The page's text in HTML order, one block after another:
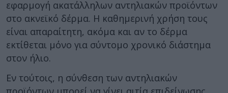
εφαρμογή ακατάλληλων αντηλιακών προϊόντων
στο ακνεϊκό δέρμα. Η καθημερινή χρήση τους
είναι απαραίτητη, ακόμα και αν το δέρμα
εκτίθεται μόνο για σύντομο χρονικό διάστημα
στον ήλιο.
Εν τούτοις, η σύνθεση των αντηλιακών